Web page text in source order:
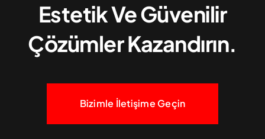
Estetik Ve Güvenilir
Çözümler Kazandırın.
Bizimle İletişime Geçin